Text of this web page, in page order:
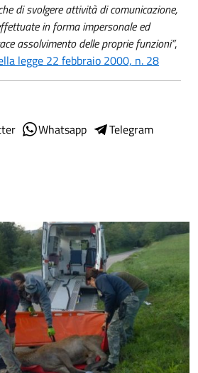
di svolgere attività di comunicazione,
in forma impersonale ed
assolvimento delle proprie funzioni”,
legge 22 febbraio 2000, n. 28
Whatsapp
Telegram